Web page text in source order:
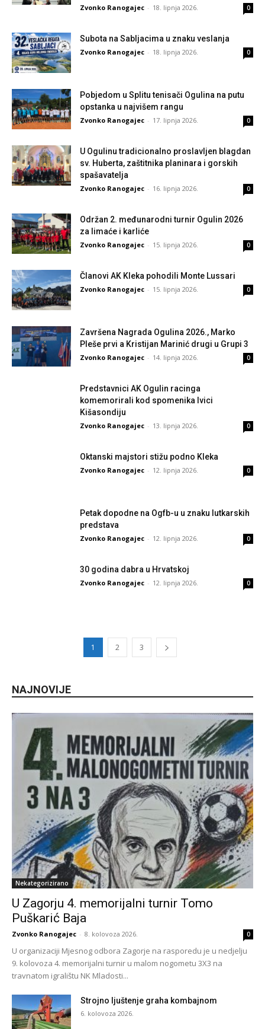
Zvonko Ranogajec - 18. lipnja 2026. 0
Subota na Sabljacima u znaku veslanja
Zvonko Ranogajec - 18. lipnja 2026. 0
Pobjedom u Splitu tenisači Ogulina na putu
opstanka u najvišem rangu
Zvonko Ranogajec - 17. lipnja 2026. 0
U Ogulinu tradicionalno proslavljen blagdan
sv. Huberta, zaštitnika planinara i gorskih
spašavatelja
Zvonko Ranogajec - 16. lipnja 2026. 0
Održan 2. međunarodni turnir Ogulin 2026
za limaće i karliće
Zvonko Ranogajec - 15. lipnja 2026. 0
Članovi AK Kleka pohodili Monte Lussari
Zvonko Ranogajec - 15. lipnja 2026. 0
Završena Nagrada Ogulina 2026., Marko
Pleše prvi a Kristijan Marinić drugi u Grupi 3
Zvonko Ranogajec - 14. lipnja 2026. 0
Predstavnici AK Ogulin racinga
komemorirali kod spomenika Ivici
Kišasondiju
Zvonko Ranogajec - 13. lipnja 2026. 0
Oktanski majstori stižu podno Kleka
Zvonko Ranogajec - 12. lipnja 2026. 0
Petak dopodne na Ogfb-u u znaku lutkarskih
predstava
Zvonko Ranogajec - 12. lipnja 2026. 0
30 godina dabra u Hrvatskoj
Zvonko Ranogajec - 12. lipnja 2026. 0
1 2 3
NAJNOVIJE
Nekategorizirano
U Zagorju 4. memorijalni turnir Tomo
Puškarić Baja
Zvonko Ranogajec - 8. kolovoza 2026. 0
U organizaciji Mjesnog odbora Zagorje na rasporedu je u nedjelju
9. kolovoza 4. memorijalni turnir u malom nogometu 3X3 na
travnatom igralištu NK Mladosti...
Strojno ljuštenje graha kombajnom
6. kolovoza 2026.